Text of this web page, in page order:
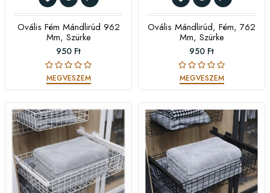
Ovális Fém Mándlirúd 962
Mm, Szürke
950 Ft
MEGVESZEM
Ovális Mándlirúd, Fém, 762
Mm, Szürke
950 Ft
MEGVESZEM